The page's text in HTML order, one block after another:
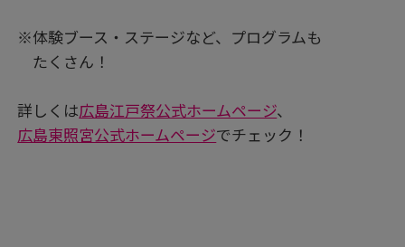
※体験ブース・ステージなど、プログラムも
たくさん！
詳しくは広島江戸祭公式ホームページ、
広島東照宮公式ホームページでチェック！